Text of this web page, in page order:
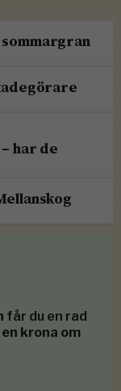
har de
får du en rad
krona om